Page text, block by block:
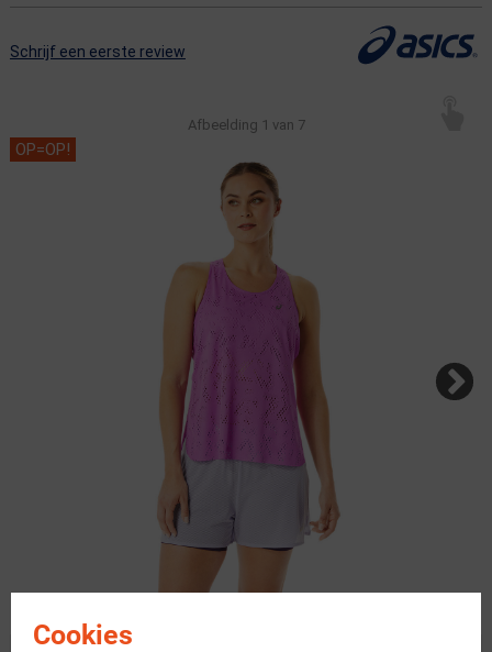
Cookies
Schrijf een eerste review
Afbeelding 1 van 7
OP=OP!